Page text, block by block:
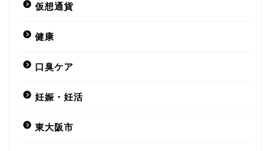
仮想通貨
健康
口臭ケア
妊娠・妊活
東大阪市